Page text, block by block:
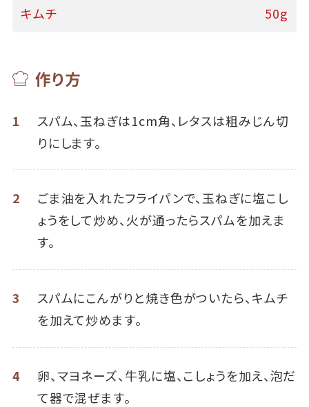
キムチ 50g
作り方
1
スパム、玉ねぎは1cm角、レタスは粗みじん切
りにします。
2
ごま油を入れたフライパンで、玉ねぎに塩こし
ょうをして炒め、火が通ったらスパムを加えま
す。
3
スパムにこんがりと焼き色がついたら、キムチ
を加えて炒めます。
4
卵、マヨネーズ、牛乳に塩、こしょうを加え、泡だ
て器で混ぜます。